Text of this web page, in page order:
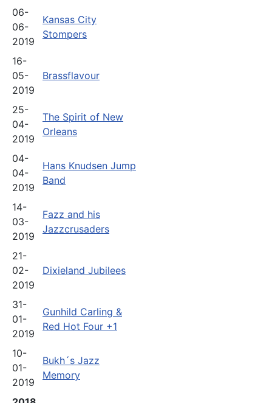
06-
06-
2019
Kansas City
Stompers
16-
05-
2019
Brassflavour
25-
04-
2019
The Spirit of New
Orleans
04-
04-
2019
Hans Knudsen Jump
Band
14-
03-
2019
Fazz and his
Jazzcrusaders
21-
02-
2019
Dixieland Jubilees
31-
01-
2019
Gunhild Carling &
Red Hot Four +1
10-
01-
2019
Bukh´s Jazz
Memory